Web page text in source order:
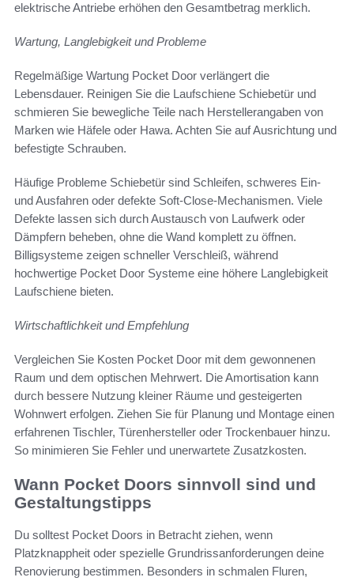
elektrische Antriebe erhöhen den Gesamtbetrag merklich.
Wartung, Langlebigkeit und Probleme
Regelmäßige Wartung Pocket Door verlängert die
Lebensdauer. Reinigen Sie die Laufschiene Schiebetür und
schmieren Sie bewegliche Teile nach Herstellerangaben von
Marken wie Häfele oder Hawa. Achten Sie auf Ausrichtung und
befestigte Schrauben.
Häufige Probleme Schiebetür sind Schleifen, schweres Ein-
und Ausfahren oder defekte Soft-Close-Mechanismen. Viele
Defekte lassen sich durch Austausch von Laufwerk oder
Dämpfern beheben, ohne die Wand komplett zu öffnen.
Billigsysteme zeigen schneller Verschleiß, während
hochwertige Pocket Door Systeme eine höhere Langlebigkeit
Laufschiene bieten.
Wirtschaftlichkeit und Empfehlung
Vergleichen Sie Kosten Pocket Door mit dem gewonnenen
Raum und dem optischen Mehrwert. Die Amortisation kann
durch bessere Nutzung kleiner Räume und gesteigerten
Wohnwert erfolgen. Ziehen Sie für Planung und Montage einen
erfahrenen Tischler, Türenhersteller oder Trockenbauer hinzu.
So minimieren Sie Fehler und unerwartete Zusatzkosten.
Wann Pocket Doors sinnvoll sind und
Gestaltungstipps
Du solltest Pocket Doors in Betracht ziehen, wenn
Platzknappheit oder spezielle Grundrissanforderungen deine
Renovierung bestimmen. Besonders in schmalen Fluren,